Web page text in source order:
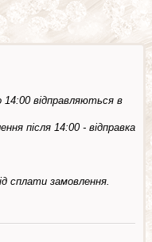
14:00 відправляються в
після 14:00 - відправка
сплати замовлення.